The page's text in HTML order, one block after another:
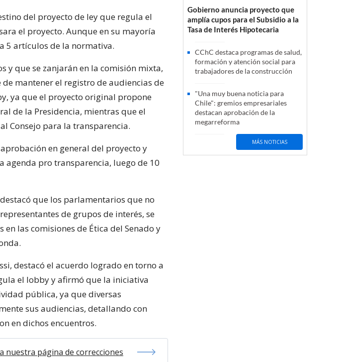
del proyecto de ley que regula el
el proyecto. Aunque en su mayoría
5 artículos de la normativa.
y que se zanjarán en la comisión mixta,
mantener el registro de audiencias de
ya que el proyecto original propone
de la Presidencia, mientras que el
Consejo para la transparencia.
en general del proyecto y
agenda pro transparencia, luego de 10
que los parlamentarios que no
de grupos de interés, se
las comisiones de Ética del Senado y
destacó el acuerdo logrado en torno a
el lobby y afirmó que la iniciativa
pública, ya que diversas
sus audiencias, detallando con
en dichos encuentros.
nuestra página de correcciones
Gobierno anuncia proyecto que
amplía cupos para el Subsidio a la
Tasa de Interés Hipotecaria
CChC destaca programas de salud,
formación y atención social para
trabajadores de la construcción
"Una muy buena noticia para
Chile": gremios empresariales
destacan aprobación de la
megarreforma
MÁS NOTICIAS